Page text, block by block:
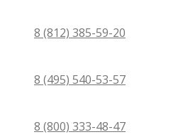
8 (812) 385-59-20
8 (495) 540-53-57
8 (800) 333-48-47